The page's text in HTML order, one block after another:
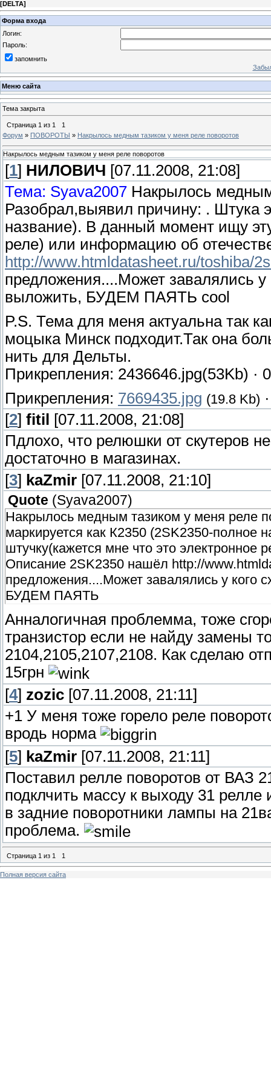
[DELTA]
Форма входа
Логин:
Пароль:
запомнить
Меню сайта
Тема закрыта
Страница 1 из 1
1
Форум » ПОВОРОТЫ » Накрылось медным тазиком у меня реле поворотов
Накрылось медным тазиком у меня реле поворотов
[1] НИЛОВИЧ [07.11.2008, 21:08]
Тема: Syava2007 Накрылось
Разобрал,выявил причину: . Штука
название). В данный момент ищу
реле) или информацию об
http://www.htmldatasheet.ru/toshiba/
предложения....Может завалялись
выложить, БУДЕМ ПАЯТЬ cool
P.S. Тема для меня актуальна так
моцыка Минск подходит.Так она
нить для Дельты.
Прикрепления: 2436646.jpg(53Kb) ·
Прикрепления: 7669435.jpg (19.8 Kb)
[2] fitil
[07.11.2008, 21:08]
Пдлохо, что релюшки от скутеров
достаточно в магазинах.
[3] kaZmir [07.11.2008, 21:10]
Quote (Syava2007)
Накрылось медным тазиком у меня реле
маркируется как К2350 (2SK2350-полное
штучку(кажется мне что это
Описание 2SK2350 нашёл http://
предложения....Может завалялись у кого
БУДЕМ ПАЯТЬ
Анналогичная проблемма, тоже
транзистор если не найду замены
2104,2105,2107,2108. Как сделаю
15грн
[4] zozic [07.11.2008, 21:11]
+1 У меня тоже горело реле
вродь норма
[5] kaZmir [07.11.2008, 21:11]
Поставил релле поворотов от ВАЗ
подклчить массу к выходу 31 релле
в задние поворотники лампы на
проблема.
Страница 1 из 1 1
Полная версия сайта